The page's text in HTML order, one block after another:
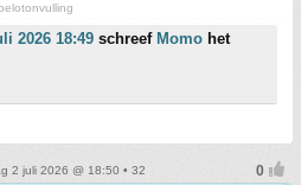
2026 18:49 schreef Momo het
2 juli 2026 @ 18:50 • 32